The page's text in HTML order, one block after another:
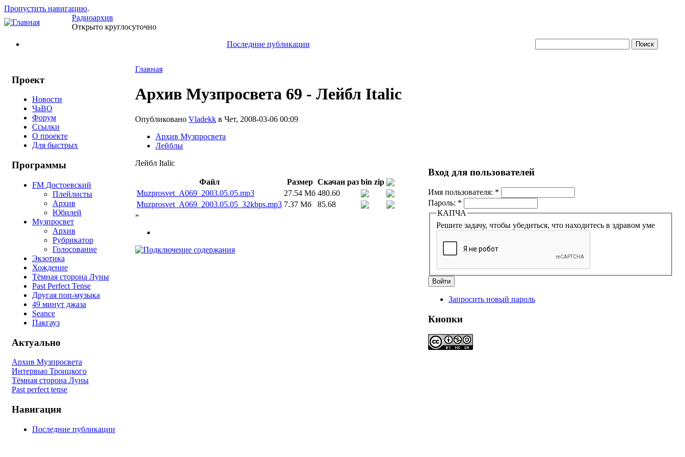
Пропустить навигацию.
Радиоархив
Открыто круглосуточно
Последние публикации
Проект
Новости
ЧаВО
Форум
Ссылки
О проекте
Для быстрых
Программы
FM Достоевский
Плейлисты
Архив
Юбилей
Музпросвет
Архив
Рубрикатор
Голосование
Экзотика
Хождение
Тёмная сторона Луны
Past Perfect Tense
Другая поп-музыка
49 минут джаза
Seance
Пакгауз
Актуально
Архив Музпросвета
Интервью Троицкого
Тёмная сторона Луны
Past perfect tense
Навигация
Последние публикации
Главная
Архив Музпросвета 69 - Лейбл Italic
Опубликовано Vladekk в Чет, 2008-03-06 00:09
Архив Музпросвета
Лейблы
Лейбл Italic
Файл Размер Скачан раз bin zip
Muzprosvet_A069_2003.05.05.mp3
27.54 Мб 480.60
Muzprosvet_A069_2003.05.05_32kbps.mp3 7.37 Мб
85.68
»
Вход для пользователей
Имя пользователя: *
Пароль: *
КАПЧА
Решите задачу, чтобы убедиться, что находитесь в здравом уме
Запросить новый пароль
Кнопки